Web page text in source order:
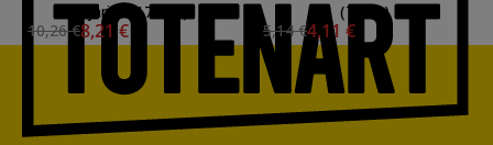
Pajarita (175ml.)
10,26 €8,21 €
(75ml.)
5,14 €4,11 €